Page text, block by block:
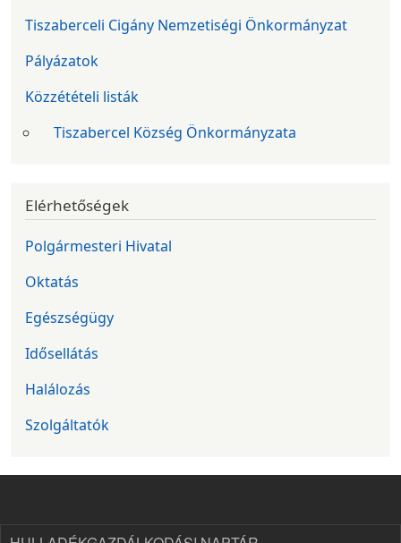
Tiszaberceli Cigány Nemzetiségi Önkormányzat
Pályázatok
Közzétételi listák
Tiszabercel Község Önkormányzata
Elérhetőségek
Polgármesteri Hivatal
Oktatás
Egészségügy
Idősellátás
Halálozás
Szolgáltatók